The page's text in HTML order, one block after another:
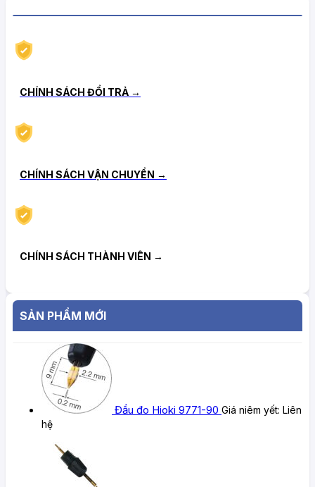
CHÍNH SÁCH ĐỔI TRẢ →
CHÍNH SÁCH VẬN CHUYỂN →
CHÍNH SÁCH THÀNH VIÊN →
SẢN PHẨM MỚI
Đầu đo Hioki 9771-90 Giá niêm yết: Liên
hệ